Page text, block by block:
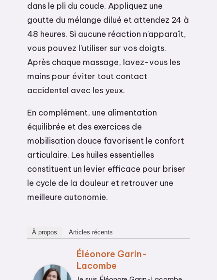
dans le pli du coude. Appliquez une
goutte du mélange dilué et attendez 24 à
48 heures. Si aucune réaction n’apparaît,
vous pouvez l’utiliser sur vos doigts.
Après chaque massage, lavez-vous les
mains pour éviter tout contact
accidentel avec les yeux.
En complément, une alimentation
équilibrée et des exercices de
mobilisation douce favorisent le confort
articulaire. Les huiles essentielles
constituent un levier efficace pour briser
le cycle de la douleur et retrouver une
meilleure autonomie.
À propos Articles récents
Éléonore Garin-
Lacombe